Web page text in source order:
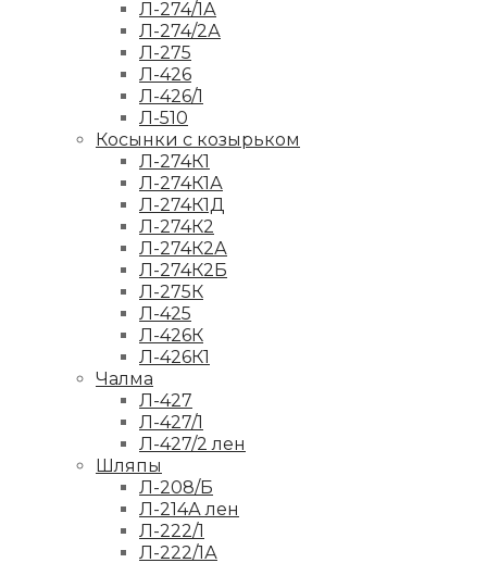
Л-274/1А
Л-274/2А
Л-275
Л-426
Л-426/1
Л-510
Косынки с козырьком
Л-274К1
Л-274К1А
Л-274К1Д
Л-274К2
Л-274К2А
Л-274К2Б
Л-275К
Л-425
Л-426К
Л-426К1
Чалма
Л-427
Л-427/1
Л-427/2 лен
Шляпы
Л-208/Б
Л-214А лен
Л-222/1
Л-222/1А